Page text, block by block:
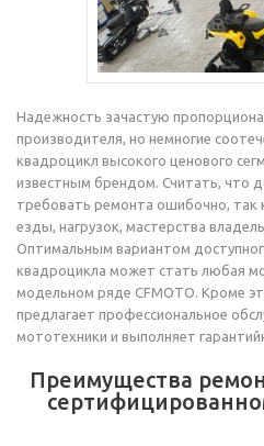
Надежность зачастую
производителя, но немногие
квадроцикл высокого ценового
известным брендом. Считать, что
требовать ремонта ошибочно, так
езды, нагрузок, мастерства
Оптимальным вариантом
квадроцикла может стать любая
модельном ряде CFMOTO. Кроме
предлагает профессиональное
мототехники и выполняет
Преимущества